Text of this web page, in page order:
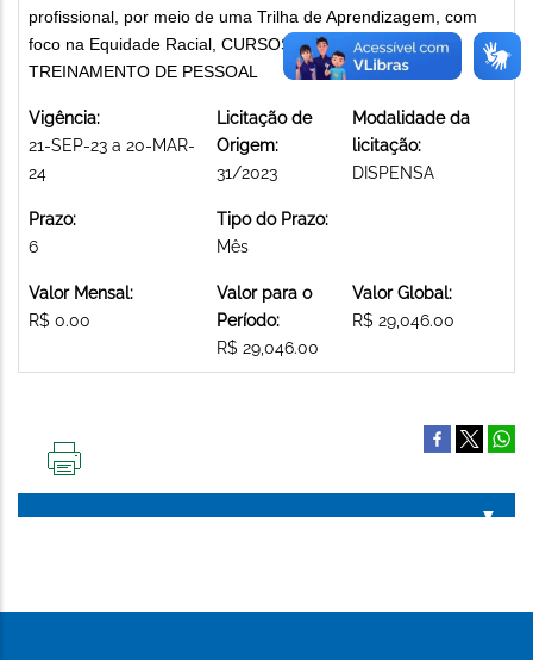
profissional, por meio de uma Trilha de Aprendizagem, com
foco na Equidade Racial, CURSOS, SELEÇÃO E
TREINAMENTO DE PESSOAL
Vigência:
21-SEP-23 a 20-MAR-
24
Licitação de
Origem:
31/2023
Modalidade da
licitação:
DISPENSA
Prazo:
6
Tipo do Prazo:
Mês
Valor Mensal:
R$ 0.00
Valor para o
Período:
R$ 29,046.00
Valor Global:
R$ 29,046.00
PÁGINA